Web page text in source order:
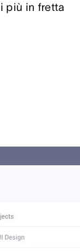
più in fretta